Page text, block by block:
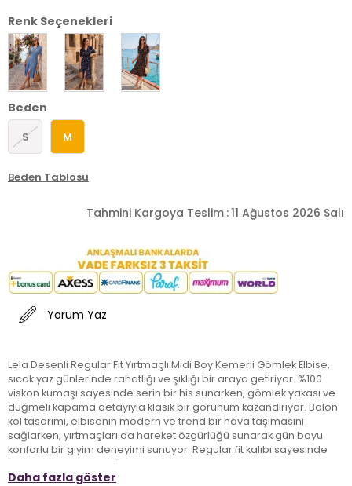
Renk Seçenekleri
Beden
S M
Beden Tablosu
Tahmini Kargoya Teslim :11 Ağustos 2026 Salı
Yorum Yaz
Lela Desenli Regular Fit Yırtmaçlı Midi Boy Kemerli Gömlek Elbise,
sıcak yaz günlerinde rahatlığı ve şıklığı bir araya getiriyor. %100
viskon kumaşı sayesinde serin bir his sunarken, gömlek yakası ve
düğmeli kapama detayıyla klasik bir görünüm kazandırıyor. Balon
kol tasarımı, elbisenin modern ve trend bir hava taşımasını
sağlarken, yırtmaçları da hareket özgürlüğü sunarak gün boyu
konforlu bir giyim deneyimi sunuyor. Regular fit kalıbı sayesinde
her bedene uyum sağlayan bu elbise, günlük veya casual stilinize
zarif bir dokunuş katıyor. Midi boyu ile hem şık hem de rahat bir
Daha fazla göster